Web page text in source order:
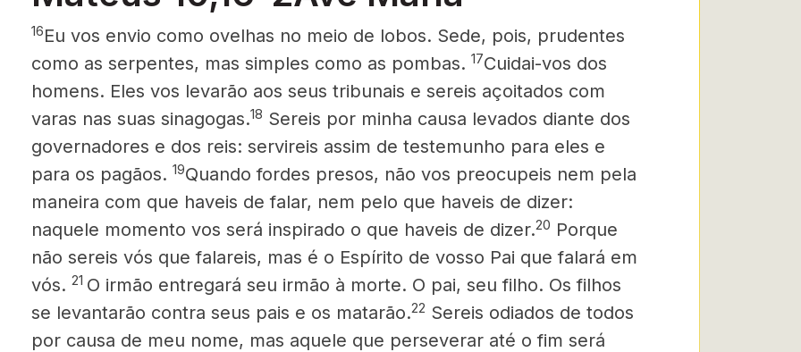
16Eu vos envio como ovelhas no meio de lobos. Sede, pois, prudentes
como as serpentes, mas simples como as pombas. 17Cuidai-vos dos
homens. Eles vos levarão aos seus tribunais e sereis açoitados com
varas nas suas sinagogas.18 Sereis por minha causa levados diante dos
governadores e dos reis: servireis assim de testemunho para eles e
para os pagãos. 19Quando fordes presos, não vos preocupeis nem pela
maneira com que haveis de falar, nem pelo que haveis de dizer:
naquele momento vos será inspirado o que haveis de dizer.20 Porque
não sereis vós que falareis, mas é o Espírito de vosso Pai que falará em
vós. 21 O irmão entregará seu irmão à morte. O pai, seu filho. Os filhos
se levantarão contra seus pais e os matarão.22 Sereis odiados de todos
por causa de meu nome, mas aquele que perseverar até o fim será